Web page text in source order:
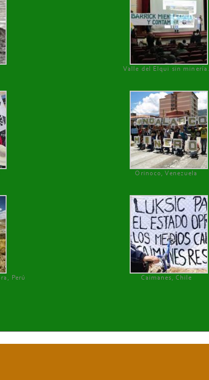
Valle del Elqui sin minería.
Orinoco, Venezuela
Perú Caimanes, Chile